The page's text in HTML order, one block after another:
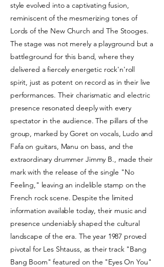
style evolved into a captivating fusion,
reminiscent of the mesmerizing tones of
Lords of the New Church and The Stooges.
The stage was not merely a playground but a
battleground for this band, where they
delivered a fiercely energetic rock'n'roll
spirit, just as potent on record as in their live
performances. Their charismatic and electric
presence resonated deeply with every
spectator in the audience. The pillars of the
group, marked by Goret on vocals, Ludo and
Fafa on guitars, Manu on bass, and the
extraordinary drummer Jimmy B., made their
mark with the release of the single "No
Feeling," leaving an indelible stamp on the
French rock scene. Despite the limited
information available today, their music and
presence undeniably shaped the cultural
landscape of the era. The year 1987 proved
pivotal for Les Shtauss, as their track "Bang
Bang Boom" featured on the "Eyes On You"